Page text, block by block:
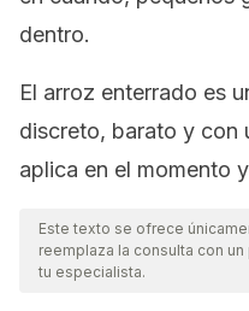
dentro.
El arroz enterrado es
discreto, barato y con
aplica en el momento
Este texto se ofrece
reemplaza la consulta con
tu especialista.